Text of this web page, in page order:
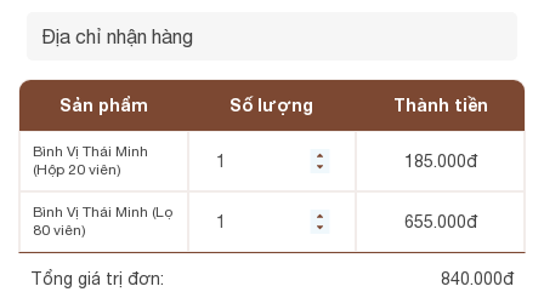
Sản phẩm
Bình Vị Thái Minh
(Hộp 20 viên)
Bình Vị Thái Minh (Lọ
80 viên)
Số lượng Thành tiền
185.000đ
655.000đ
Tổng giá trị đơn: 840.000đ